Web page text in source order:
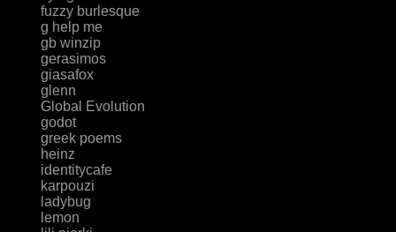
fuzzy burlesque
g help me
gb winzip
gerasimos
giasafox
glenn
Global Evolution
godot
greek poems
heinz
identitycafe
karpouzi
ladybug
lemon